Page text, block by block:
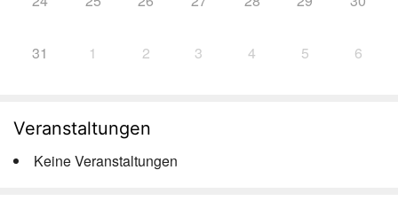
31 1 2 3 4 5 6
Veranstaltungen
Keine Veranstaltungen